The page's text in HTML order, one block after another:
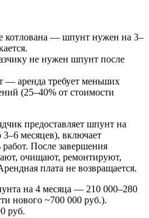
котлована — шпунт нужен на 3–
не нужен шпунт после
аренда требует меньших
(25–40% от стоимости
предоставляет шпунт на
месяцев), включает
После завершения
очищают, ремонтируют,
плата не возвращается.
на 4 месяца — 210 000–280
нового ~700 000 руб.).
руб.